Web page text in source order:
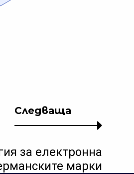
Следваща
за електронна
марки